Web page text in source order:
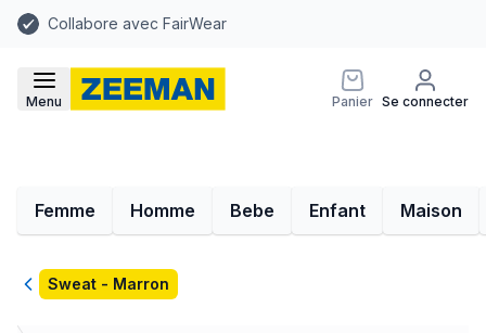
Collabore avec FairWear
Menu Panier Se connecter
Femme Homme Bebe Enfant Maison
RetourSweat - Marron